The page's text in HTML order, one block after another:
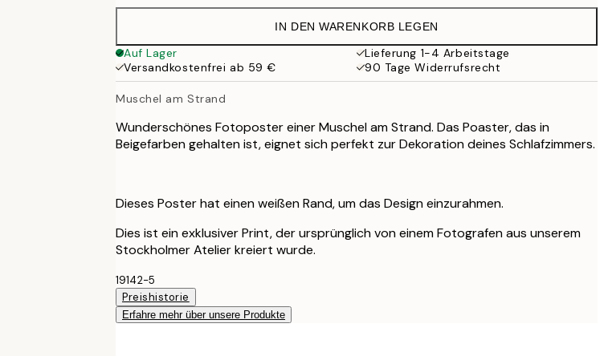
35,95 €
IN DEN WARENKORB LEGEN
Auf Lager
Lieferung 1-4 Arbeitstage
Versandkostenfrei ab 59 €
90 Tage Widerrufsrecht
Muschel am Strand
Wunderschönes Fotoposter einer Muschel am Strand. Das Poaster, das in
Beigefarben gehalten ist, eignet sich perfekt zur Dekoration deines Schlafzimmers.
Dieses Poster hat einen weißen Rand, um das Design einzurahmen.
Dies ist ein exklusiver Print, der ursprünglich von einem Fotografen aus unserem
Stockholmer Atelier kreiert wurde.
19142-5
Preishistorie
Erfahre mehr über unsere Produkte